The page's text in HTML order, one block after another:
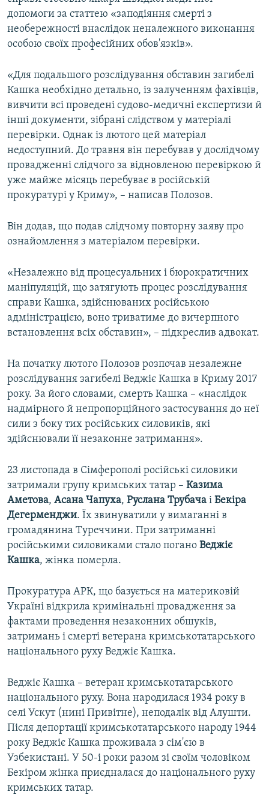
допомоги за статтею «заподіяння смерті з
необережності внаслідок неналежного виконання
особою своїх професійних обов'язків».
«Для подальшого розслідування обставин загибелі
Кашка необхідно детально, із залученням фахівців,
вивчити всі проведені судово-медичні експертизи й
інші документи, зібрані слідством у матеріалі
перевірки. Однак із лютого цей матеріал
недоступний. До травня він перебував у дослідчому
провадженні слідчого за відновленою перевіркою й
уже майже місяць перебуває в російській
прокуратурі у Криму», – написав Полозов.
Він додав, що подав слідчому повторну заяву про
ознайомлення з матеріалом перевірки.
«Незалежно від процесуальних і бюрократичних
маніпуляцій, що затягують процес розслідування
справи Кашка, здійснюваних російською
адміністрацією, воно триватиме до вичерпного
встановлення всіх обставин», – підкреслив адвокат.
На початку лютого Полозов розпочав незалежне
розслідування загибелі Веджіє Кашка в Криму 2017
року. За його словами, смерть Кашка – «наслідок
надмірного й непропорційного застосування до неї
сили з боку тих російських силовиків, які
здійснювали її незаконне затримання».
23 листопада в Сімферополі російські силовики
затримали групу кримських татар – Казима
Аметова, Асана Чапуха, Руслана Трубача і Бекіра
Дегерменджи. Їх звинуватили у вимаганні в
громадянина Туреччини. При затриманні
російськими силовиками стало погано Веджіє
Кашка, жінка померла.
Прокуратура АРК, що базується на материковій
Україні відкрила кримінальні провадження за
фактами проведення незаконних обшуків,
затримань і смерті ветерана кримськотатарського
національного руху Веджіє Кашка.
Веджіє Кашка – ветеран кримськотатарського
національного руху. Вона народилася 1934 року в
селі Ускут (нині Привітне), неподалік від Алушти.
Після депортації кримськотатарського народу 1944
року Веджіє Кашка проживала з сім'єю в
Узбекистані. У 50-і роки разом зі своїм чоловіком
Бекіром жінка приєдналася до національного руху
кримських татар.